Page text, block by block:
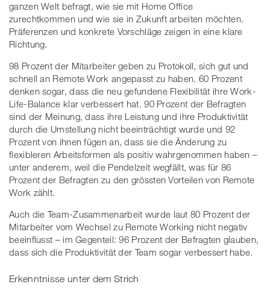
ganzen Welt befragt, wie sie mit Home Office
zurechtkommen und wie sie in Zukunft arbeiten möchten.
Präferenzen und konkrete Vorschläge zeigen in eine klare
Richtung.
98 Prozent der Mitarbeiter geben zu Protokoll, sich gut und
schnell an Remote Work angepasst zu haben. 60 Prozent
denken sogar, dass die neu gefundene Flexibilität ihre Work-
Life-Balance klar verbessert hat. 90 Prozent der Befragten
sind der Meinung, dass ihre Leistung und ihre Produktivität
durch die Umstellung nicht beeinträchtigt wurde und 92
Prozent von ihnen fügen an, dass sie die Änderung zu
flexibleren Arbeitsformen als positiv wahrgenommen haben –
unter anderem, weil die Pendelzeit wegfällt, was für 86
Prozent der Befragten zu den grössten Vorteilen von Remote
Work zählt.
Auch die Team-Zusammenarbeit wurde laut 80 Prozent der
Mitarbeiter vom Wechsel zu Remote Working nicht negativ
beeinflusst – im Gegenteil: 96 Prozent der Befragten glauben,
dass sich die Produktivität der Team sogar verbessert habe.
Erkenntnisse unter dem Strich